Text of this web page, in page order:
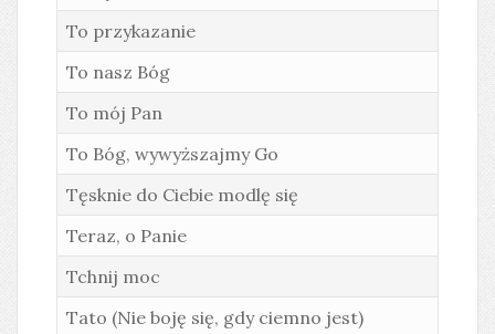
To przykazanie
To nasz Bóg
To mój Pan
To Bóg, wywyższajmy Go
Tęsknie do Ciebie modlę się
Teraz, o Panie
Tchnij moc
Tato (Nie boję się, gdy ciemno jest)